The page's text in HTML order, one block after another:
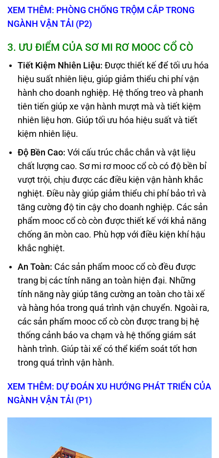
XEM THÊM: PHÒNG CHỐNG TRỘM CẮP TRONG
NGÀNH VẬN TẢI (P2)
3. ƯU ĐIỂM CỦA SƠ MI RƠ MOOC CỔ CÒ
Tiết Kiệm Nhiên Liệu: Được thiết kế để tối ưu hóa
hiệu suất nhiên liệu, giúp giảm thiểu chi phí vận
hành cho doanh nghiệp. Hệ thống treo và phanh
tiên tiến giúp xe vận hành mượt mà và tiết kiệm
nhiên liệu hơn. Giúp tối ưu hóa hiệu suất và tiết
kiệm nhiên liệu.
Độ Bền Cao: Với cấu trúc chắc chắn và vật liệu
chất lượng cao. Sơ mi rơ mooc cổ cò có độ bền bỉ
vượt trội, chịu được các điều kiện vận hành khắc
nghiệt. Điều này giúp giảm thiểu chi phí bảo trì và
tăng cường độ tin cậy cho doanh nghiệp. Các sản
phẩm mooc cổ cò còn được thiết kế với khả năng
chống ăn mòn cao. Phù hợp với điều kiện khí hậu
khắc nghiệt.
An Toàn: Các sản phẩm mooc cổ cò đều được
trang bị các tính năng an toàn hiện đại. Những
tính năng này giúp tăng cường an toàn cho tài xế
và hàng hóa trong quá trình vận chuyển. Ngoài ra,
các sản phẩm mooc cổ cò còn được trang bị hệ
thống cảnh báo va chạm và hệ thống giám sát
hành trình. Giúp tài xế có thể kiểm soát tốt hơn
trong quá trình vận hành.
XEM THÊM: DỰ ĐOÁN XU HƯỚNG PHÁT TRIỂN CỦA
NGÀNH VẬN TẢI (P1)